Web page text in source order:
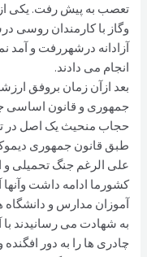
تعصب به پیش رفت. یکی
وگاز با کارمندان روسی
آزادانه درشهررفت و آمد
انجام می دادند.
بعد ازآن زمان بروفق
جمهوری و قانون اساسی
حجاب منحیث یک اصل در
علی الرغم جنگ تحمیلی و
کشورما ادامه داشت
آموزان مدارس و دانشگاه
به شهادت می رسانیدند
چادری ها را به دور